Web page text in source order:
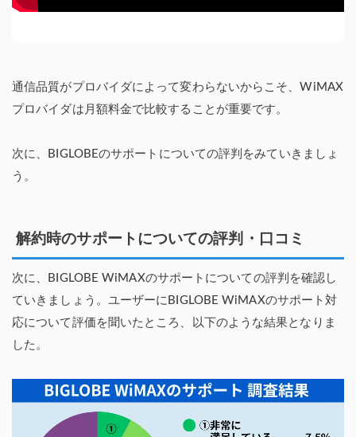
通信品質がプロバイダによって変わらないからこそ、WiMAX
プロバイダは月額料金で比較することが重要です。
次に、BIGLOBEのサポートについての評判をみていきましょ
う。
解約時のサポートについての評判・口コミ
次に、BIGLOBE WiMAXのサポートについての評判を確認し
ていきましょう。ユーザーにBIGLOBE WiMAXのサポート対
応について評価を聞いたところ、以下のような結果となりま
した。